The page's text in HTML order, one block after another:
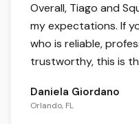
Overall, Tiago and
my expectations. If
who is reliable,
trustworthy, this is
Daniela Giordano
Orlando, FL